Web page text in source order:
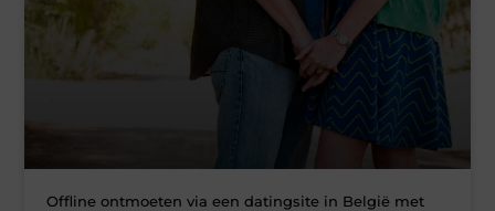
Offline ontmoeten via een datingsite in België met